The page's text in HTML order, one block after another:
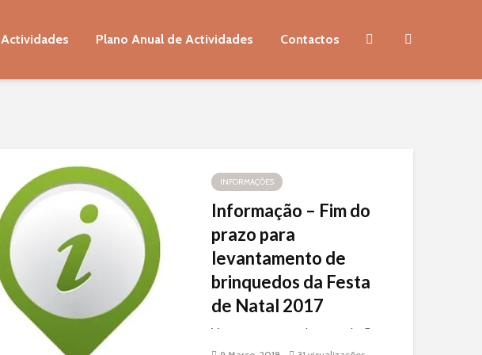
Actividades Plano Anual de Actividades Contactos
INFORMAÇÕES
Informação – Fim do
prazo para
levantamento de
brinquedos da Festa
de Natal 2017
Vem por este meio a comissão
da Festa de Natal informar o